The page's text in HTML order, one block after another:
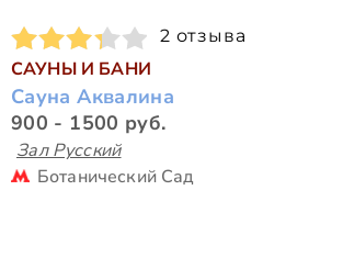
2 отзыва
САУНЫ И БАНИ
Сауна Аквалина
900 - 1500 руб.
Зал Русский
Ботанический Сад